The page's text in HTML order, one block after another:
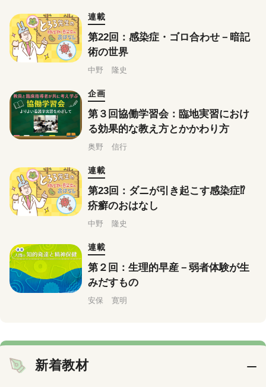
連載
第22回：感染症・ゴロ合わせ－暗記
術の世界
中野 隆史
企画
第３回協働学習会：臨地実習におけ
る効果的な教え方とかかわり方
奥野 信行
連載
第23回：ダニが引き起こす感染症⁉
疥癬のおはなし
中野 隆史
連載
第２回：生理的早産－弱者体験が生
みだすもの
安保 寛明
新着教材